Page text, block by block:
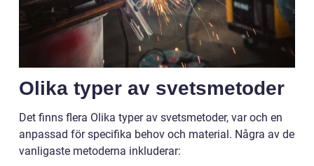
Olika typer av svetsmetoder
Det finns flera Olika typer av svetsmetoder, var och en
anpassad för specifika behov och material. Några av de
vanligaste metoderna inkluderar: